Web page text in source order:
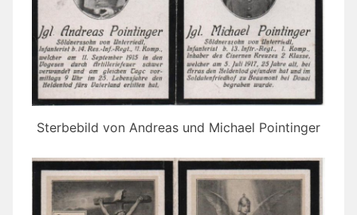
Sterbebild von Andreas und Michael Pointinger